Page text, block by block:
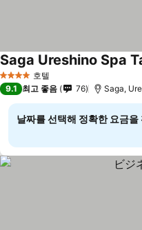
4 성급 호텔
Saga Ureshino Spa
9.1 최고 좋음 76 Saga,
날짜를 선택해 정확한 요금을